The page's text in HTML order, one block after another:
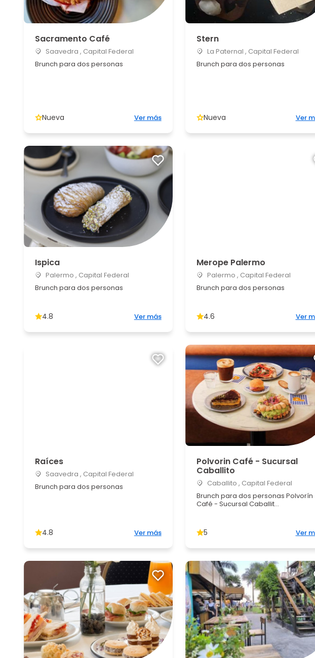
Sacramento Café
Saavedra , Capital Federal
Brunch para dos personas
Nueva Ver más
Stern
La Paternal , Capital Federal
Brunch para dos personas
Nueva Ver
Ispica
Palermo , Capital Federal
Brunch para dos personas
4.8 Ver más
Merope Palermo
Palermo , Capital Federal
Brunch para dos personas
4.6 Ver
Raíces
Saavedra , Capital Federal
Brunch para dos personas
4.8 Ver más
Polvorin Café - Sucursal
Caballito
Caballito , Capital Federal
Brunch para dos personas Polvorín
Café - Sucursal Caballit...
5 Ver